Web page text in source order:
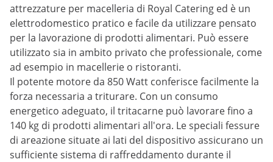
attrezzature per macelleria di Royal Catering ed è un
elettrodomestico pratico e facile da utilizzare pensato
per la lavorazione di prodotti alimentari. Può essere
utilizzato sia in ambito privato che professionale, come
ad esempio in macellerie o ristoranti.
Il potente motore da 850 Watt conferisce facilmente la
forza necessaria a triturare. Con un consumo
energetico adeguato, il tritacarne può lavorare fino a
140 kg di prodotti alimentari all'ora. Le speciali fessure
di areazione situate ai lati del dispositivo assicurano un
sufficiente sistema di raffreddamento durante il